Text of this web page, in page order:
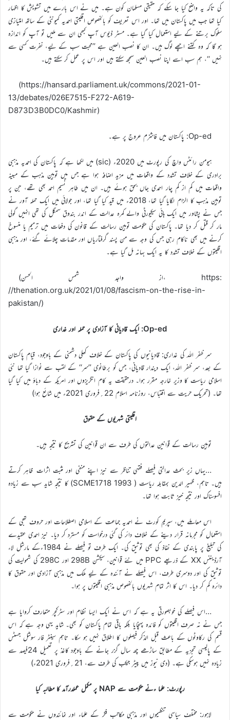
کی تاکہ یہ واضح کیا جا سکے کہ حقیقی مسلمان کون ہے۔ میں نے اس بارے میں تشویش کا اظہار
کیا تھا جب میں پاکستان میں تھا۔ اور اس تعریف کو بالخصوص اقلیتی احمدیہ کمیونٹی کے ساتھ امتیازی
سلوک برتنے کے لیے استعمال کیا گیا ہے۔ مسٹر ڈیوس آپ کبھی ان سے ملیں تو آپ کو اندازہ
ہو گا کہ وہ کتنے اچھے لوگ ہیں۔ ان کا نصب العین ہے ’’محبت سب کے لیے، نفرت کسی سے
نہیں ‘‘، ہم سب اسے اپنا نصب العین سمجھ سکتے ہیں اور اس پر عمل کر سکتے ہیں۔
(https://hansard.parliament.uk/commons/2021-01-
13/debates/026E7515-F272-A619-
D873D3B0DC0/Kashmir)
Op-ed: پاکستان میں فاشزم عروج پر ہے۔
ہیومن رائٹس واچ کی رپورٹ میں 2020ء (sic) میں لکھا ہے کہ پاکستان کی احمدیہ مذہبی
برادری کے خلاف تشدد کے واقعات میں مزید اضافہ ہوا ہے جس میں توہین مذہب کے مبینہ
واقعات میں کم از کم چار احمدی جاں بحق ہوئے ہیں۔ ان میں طاہر نسیم احمد بھی تھے، جن پر
توہین مذہب کا الزام لگایا گیا تھا، 2018ء میں قید کیا گیا تھا، اور جولائی میں ایک حملہ آور نے
جس نے پشاور میں ایک ہائی سیکیورٹی والے کمرہ عدالت کے اندر بندوق سمگل کی تھی انہیں گولی
مار کر قتل کر دیا تھا۔ پاکستان کی حکومت توہین رسالت کے قانون کی دفعات میں ترمیم یا منسوخ
کرنے میں بھی ناکام رہی جس کی وجہ سے من پسند گرفتاریاں اور مقدمات چلائے گئے، اور مذہبی
اقلیتوں کے خلاف تشدد کا یہ ایک بہانہ مل گیا ہے۔
(از واجد شمس الحسن، https:
//thenation.org.uk/2021/01/08/fascism-on-the-rise-in-
pakistan/)
Op-ed: ایک قادیانی کا آزادی پر حملہ اور غداری
سر ظفر اللہ کی غداری: قادیانیوں کی پاکستان کے خلاف کھلی دشمنی کے باوجود، قیام پاکستان
کے بعد، سر ظفر اللہ، ایک دیندار قادیانی، جس کو برطانوی ’’سر‘‘ کے لقب سے نوازا گیا تھا نئی
اسلامی ریاست کا وزیر خارجہ مقرر ہوا۔ درحقیقت یہ کام انگریزوں اور امریکہ کے دباؤ میں کیا گیا
تھا۔ (تحریک حریت سے اقتباس، روزنامہ اسلام 22؍فروری 2021ء میں شائع ہوا)
اقلیتی شہریوں کے حقوق
توہین رسالت کے قوانین عدالتوں کی طرف سے ان قوانین کی تشریح کا نتیجہ ہیں۔
…یہاں زیر بحث عدالتی فیصلے فقہی تناظر سے نیز اپنے منفی اور مثبت اثرات ظاہر کرتے
ہیں۔ تاہم، ظہیر الدین بمقابلہ ریاست ( 1993 SCME1718) کا نتیجہ شاید سب سے زیادہ
افسوسناک اور نتیجہ خیز ثابت ہوا تھا۔
اس معاملے میں، سپریم کورٹ نے احمدیہ جماعت کے اسلامی اصطلاحات اور حروف تہجی کے
استعمال کو مجرمانہ قرار دینے کے خلاف دائر کی گئی درخواست کو مسترد کر دیا۔ نیز احمدی عقیدے
کی تبلیغ پر پابندی کے نفاذ کی بھی توثیق کی۔ ایک طرف تو فیصلے نے 1984ءکے مارشل لاء
آرڈیننس XX کے ذریعے PPC میں نئے قوانین، سیکشن 298B اور 298C کی شمولیت کی
توثیق کی اور دوسری طرف، اس فیصلے نے آئندہ کے لیے ملک میں مذہبی آزادی اور حقوق کا
دائرہ کم کر دیا۔ اس کا اثر تمام شہریوں بالخصوص مذہبی اقلیتوں پر ہوا۔
…اس فیصلے کی خوبصورتی یہ ہے کہ اس نے ایک ایسا نظام اور سٹرکچر متعارف کروایا ہے
جس نے نہ صرف اقلیتوں کو فائدہ پہنچایا بلکہ باقی تمام پاکستان کو بھی۔ شاید یہی وجہ ہے کہ اس
قسم کی رکاوٹوں کے باعث قبل الذکر فیصلوں کا اطلاق نہیں ہو سکا۔ تاہم سینٹر فار سوشل جسٹس
کے پالیسی تجزیہ کے مطابق ساڑھے چھ سال گزر جانے کے باوجود کاغذ پر تعمیل 24فیصد سے
زیادہ نہیں ہوسکی ہے۔ (دی نیوز میں پیٹر جیکب کی طرف سے، 21؍فروری 2021ء)
رپورٹ: علما ءنے حکومت سے NAP پر مکمل عملدرآمد کا مطالبہ کیا
لاہور: مختلف سیاسی تنظیموں اور مذہبی مکاتب فکر کے علماء اور نمائندوں نے حکومت سے